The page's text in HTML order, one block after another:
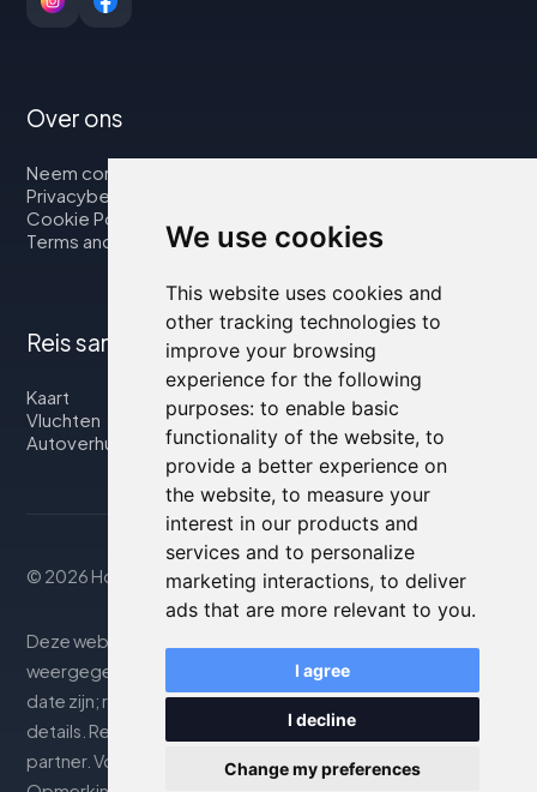
We use cookies
This website uses cookies and
other tracking technologies to
improve your browsing
experience for the following
purposes: to enable basic
functionality of the website, to
provide a better experience on
the website, to measure your
interest in our products and
services and to personalize
marketing interactions, to deliver
ads that are more relevant to you.
I agree
I decline
Change my preferences
Over ons
Neem contact op met
Privacybeleid
Cookie Policy
Terms and Conditions
Reis samen met ons
Kaart
Vluchten
Autoverhuur
© 2026 Housity.net
Deze website biedt informatie uitsluitend ter. De
weergegeven informatie kan onnauwkeurig of niet up-to-
date zijn; raadpleeg de officiële website voor nauwkeurige
details. Reserveringen worden afgehandeld door onze
partner. Voor meer details, zie de sectie Juridische